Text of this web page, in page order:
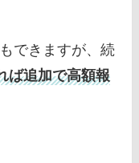
できますが、続
ば追加で高額報